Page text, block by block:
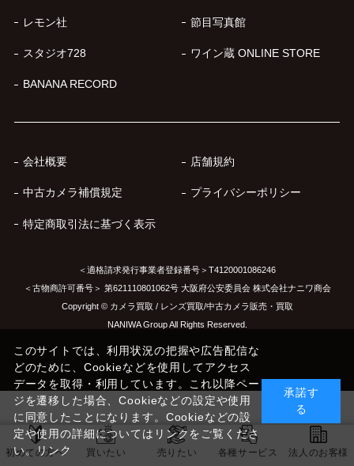
初めての方へ 買いたい 売りたい 各種サービス 法人のお客様
レモン社 節目写真館
スタジオ728 ワイン蔵 ONLINE STORE
BANANA RECORD
会社概要 店舗規約
中古カメラ補償規定 プライバシーポリシー
特定商取引法に基づく表示
＜適格請求発行事業者登録番号＞T4120001086246
＜古物商許可番号＞ 第621110801062号 大阪府公安委員会 株式会社ナニワ商会
Copyright © カメラ買取 / レンズ買取/中古カメラ販売・買取
NANIWA Group All Rights Reserved.
このサイトでは、利用状況の把握や広告配信な
どのために、Cookieなどを使用してアクセス
データを取得・利用しています。これ以降ペー
ジを遷移した場合、Cookieなどの設定や使用
に同意したことになります。Cookieなどの設
定や使用の詳細についてはリンクをご覧くださ
い。リンク
承諾す
る